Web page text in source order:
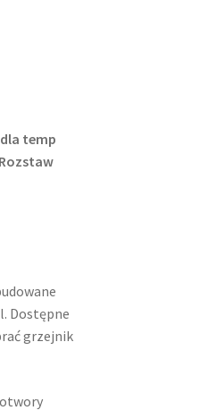
dla temp
Dostępne
grzejnik